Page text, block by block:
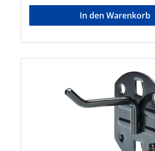
In den Warenkorb